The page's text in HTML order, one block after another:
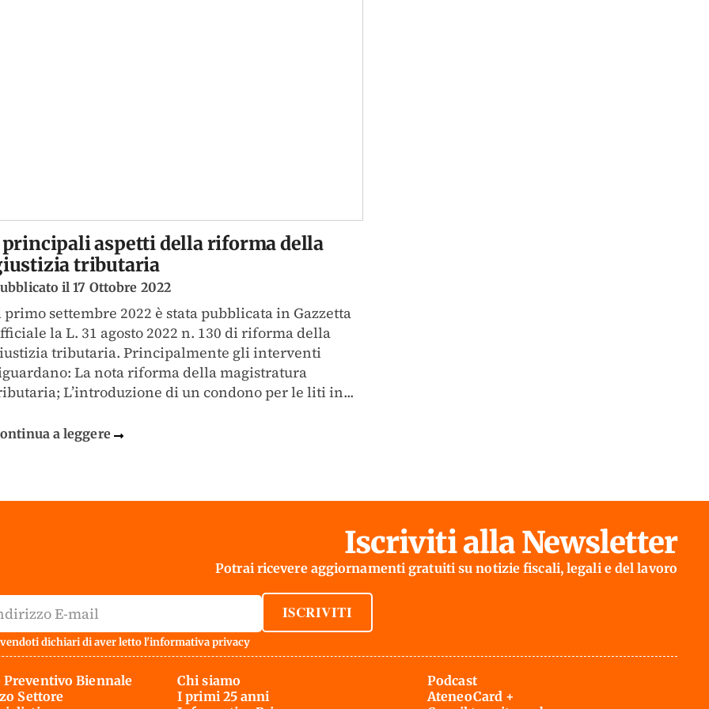
aspetti della riforma della
tributaria
il 17 Ottobre 2022
settembre 2022 è stata pubblicata in Gazzetta
la L. 31 agosto 2022 n. 130 di riforma della
tributaria. Principalmente gli interventi
La nota riforma della magistratura
L’introduzione di un condono per le liti in...
a leggere
Iscriviti alla Newsletter
Potrai ricevere aggiornamenti gratuiti su notizie fiscali, legali e del lavoro
ISCRIVITI
dichiari di aver letto l'informativa privacy
Preventivo Biennale
Settore
Chi siamo
I primi 25 anni
Podcast
AteneoCard +